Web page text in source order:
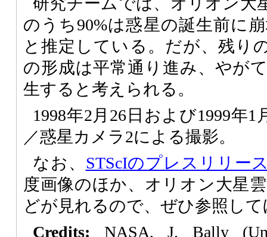
のうち90%は惑星の誕生前に
と推定している。だが、残り
の形成は平常通り進み、やが
生すると考えられる。
1998年2月26日および1999年1
／惑星カメラ2による撮影。
なお、 STScIのプレスリリー
度画像のほか、オリオン大星
どが見れるので、ぜひ参照し
Credits: NASA, J. Bally